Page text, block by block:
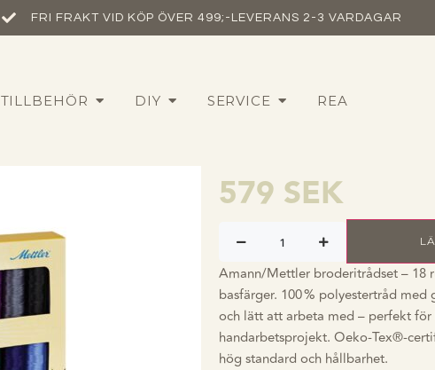
FRI FRAKT VID KÖP ÖVER 499;- LEVERANS 2-3 VARDAGAR
TILLBEHÖR DIY SERVICE REA
Amann/
579 SEK
Amann/Mettler broderitrådset – 18
basfärger. 100 % polyestertråd
och lätt att arbeta med – perfekt
handarbetsprojekt. Oeko-Tex®-
hög standard och hållbarhet.